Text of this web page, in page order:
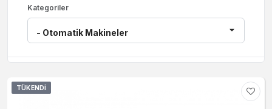
Kategoriler
TÜKENDI